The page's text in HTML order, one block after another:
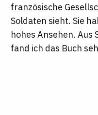
französische
Soldaten sieht. Sie
hohes Ansehen. Aus
fand ich das Buch